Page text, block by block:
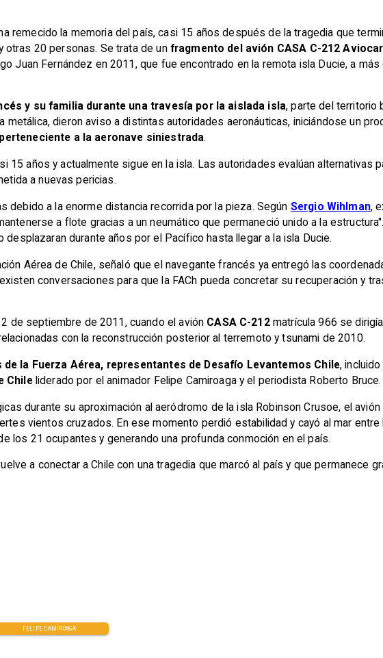
remecido la memoria del país, casi 15 años después de la tragedia que
otras 20 personas. Se trata de un fragmento del avión CASA C-212
Juan Fernández en 2011, que fue encontrado en la remota isla Ducie, a más
y su familia durante una travesía por la aislada isla, parte del territorio
dieron aviso a distintas autoridades aeronáuticas, iniciándose un
a la aeronave siniestrada.
años y actualmente sigue en la isla. Las autoridades evalúan alternativas
a nuevas pericias.
a la enorme distancia recorrida por la pieza. Según Sergio Wihlman,
a flote gracias a un neumático que permaneció unido a la
durante años por el Pacífico hasta llegar a la isla Ducie.
Aérea de Chile, señaló que el navegante francés ya entregó las
conversaciones para que la FACh pueda concretar su recuperación y
de septiembre de 2011, cuando el avión CASA C-212matrícula 966 se dirigía
con la reconstrucción posterior al terremoto y tsunami de 2010.
de la Fuerza Aérea, representantes de Desafío Levantemos Chile,
Chileliderado por el animador Felipe Camiroaga y el periodista Roberto Bruce.
durante su aproximación al aeródromo de la isla Robinson Crusoe, el avión
vientos cruzados. En ese momento perdió estabilidad y cayó al mar entre
los 21 ocupantes y generando una profunda conmoción en el país.
a conectar a Chile con una tragedia que marcó al país y que permanece
FELIPE CAMIROAGA